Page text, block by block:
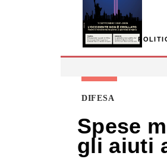
DIFESA
Spese
gli aiuti